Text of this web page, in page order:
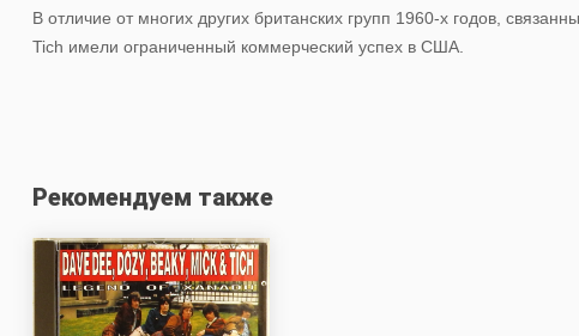
В отличие от многих других британских групп 1960-х годов,
Tich имели ограниченный коммерческий успех в США.
Рекомендуем также